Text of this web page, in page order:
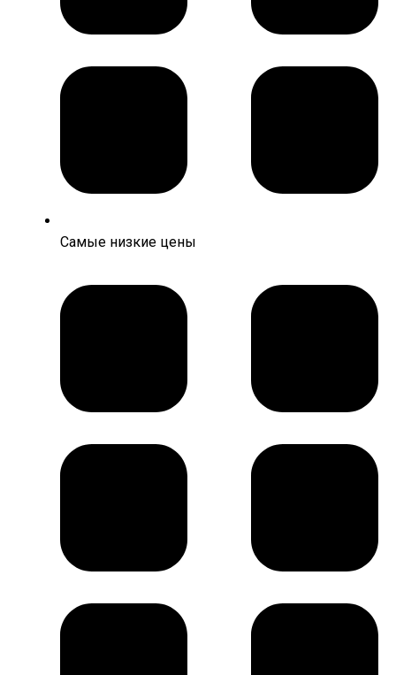
Самые низкие цены